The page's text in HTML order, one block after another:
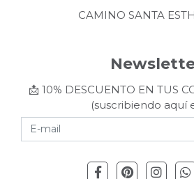
CAMINO SANTA
📩 10% DESCUENTO EN TUS
(suscribiendo aquí